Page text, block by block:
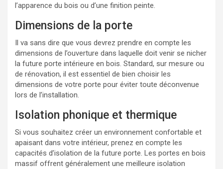
l’apparence du bois ou d’une finition peinte.
Dimensions de la porte
Il va sans dire que vous devrez prendre en compte les
dimensions de l’ouverture dans laquelle doit venir se nicher
la future porte intérieure en bois. Standard, sur mesure ou
de rénovation, il est essentiel de bien choisir les
dimensions de votre porte pour éviter toute déconvenue
lors de l’installation.
Isolation phonique et thermique
Si vous souhaitez créer un environnement confortable et
apaisant dans votre intérieur, prenez en compte les
capacités d’isolation de la future porte. Les portes en bois
massif offrent généralement une meilleure isolation